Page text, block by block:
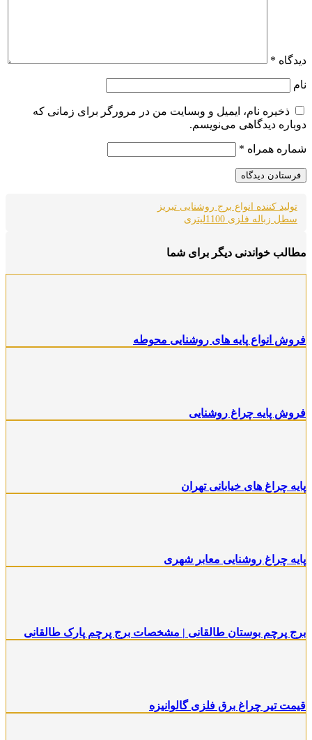
دیدگاه *
نام
ذخیره نام، ایمیل و وبسایت من در مرورگر برای زمانی که
دوباره دیدگاهی می‌نویسم.
شماره همراه *
تولید کننده انواع برج روشنایی تبریز
سطل زباله فلزی 1100لیتری
مطالب خواندنی دیگر برای شما
فروش انواع پایه های روشنایی محوطه
فروش پایه چراغ روشنایی
پایه چراغ های خیابانی تهران
پایه چراغ روشنایی معابر شهری
برج پرچم بوستان طالقانی | مشخصات برج پرچم پارک طالقانی
قیمت تیر چراغ برق فلزی گالوانیزه